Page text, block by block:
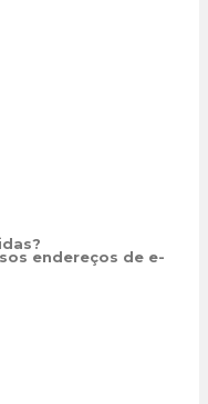
endereços de e-